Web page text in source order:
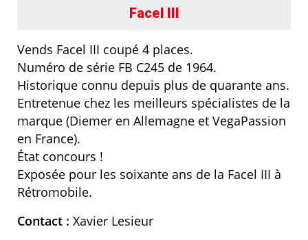
Facel III
Vends Facel III coupé 4 places.
Numéro de série FB C245 de 1964.
Historique connu depuis plus de quarante ans.
Entretenue chez les meilleurs spécialistes de la
marque (Diemer en Allemagne et VegaPassion
en France).
État concours !
Exposée pour les soixante ans de la Facel III à
Rétromobile.
Contact : Xavier Lesieur